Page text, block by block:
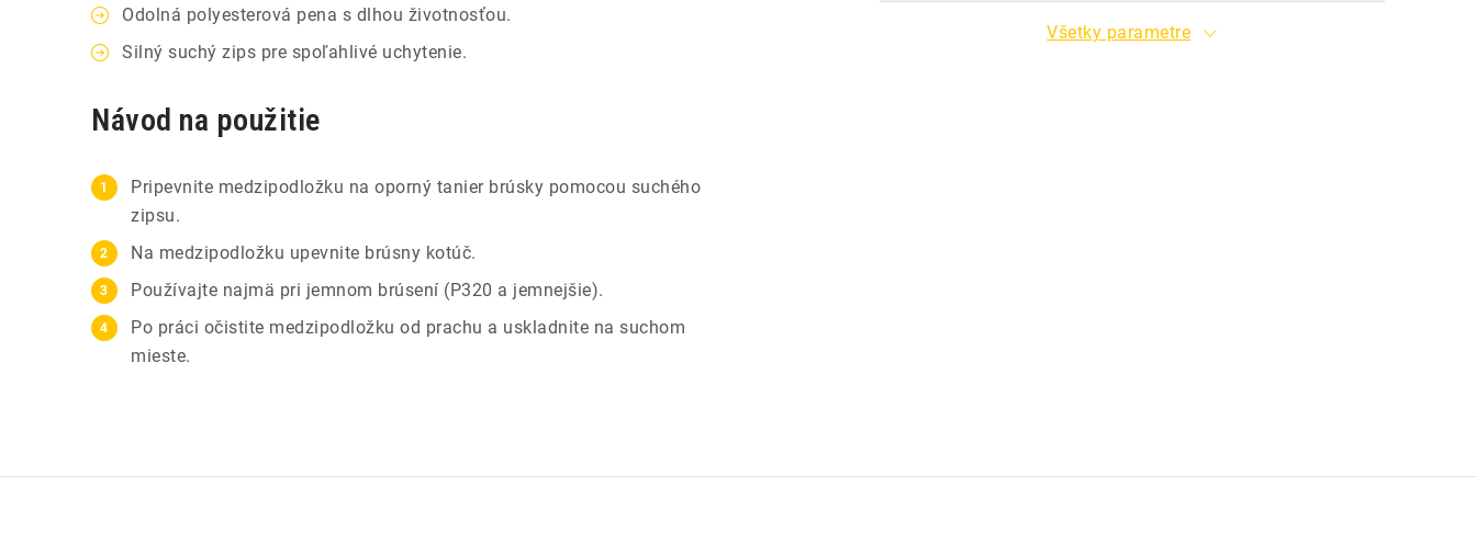
Odolná polyesterová pena s dlhou životnosťou.
Silný suchý zips pre spoľahlivé uchytenie.
Návod na použitie
Pripevnite medzipodložku na oporný tanier brúsky pomocou suchého
zipsu.
Na medzipodložku upevnite brúsny kotúč.
Používajte najmä pri jemnom brúsení (P320 a jemnejšie).
Po práci očistite medzipodložku od prachu a uskladnite na suchom
mieste.
Všetky parametre